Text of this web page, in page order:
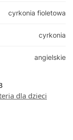
cyrkonia fioletowa
cyrkonia
angielskie
dla dzieci